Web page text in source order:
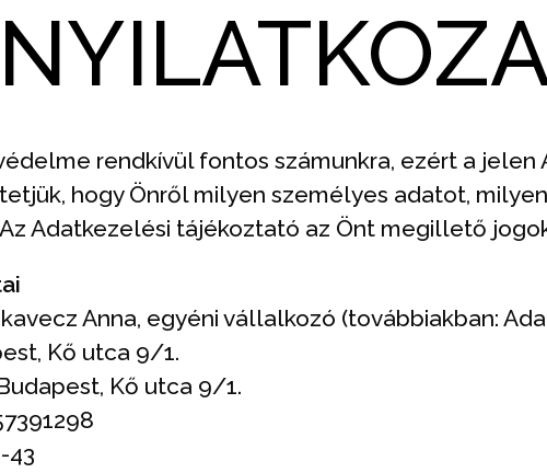
rendkívül fontos számunkra, ezért a jelen
hogy Önről milyen személyes adatot,
Adatkezelési tájékoztató az Önt megillető
Anna, egyéni vállalkozó (továbbiakban:
Kő utca 9/1.
Kő utca 9/1.
43